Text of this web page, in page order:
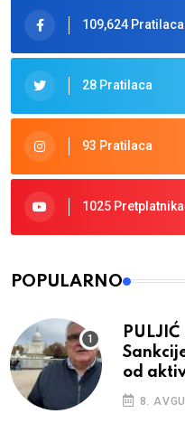
109,624 Pratilaca
28 Pratilaca
93 Pratilaca
1025 Pretplatnika
POPULARNO
od
8.